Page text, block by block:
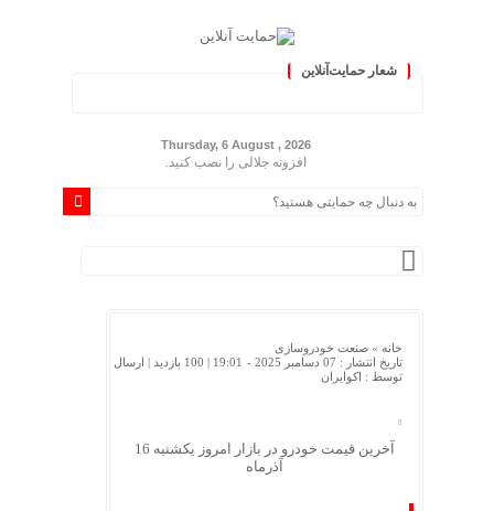
شعار حمایت‌آنلاین
Thursday, 6 August , 2026
افزونه جلالی را نصب کنید.
خانه » صنعت خودروسازی
تاریخ انتشار : 07 دسامبر 2025 - 19:01 |
100 بازدید
| ارسال
توسط : اکوایران
آخرین قیمت خودرو در بازار امروز یکشنبه 16
آذرماه